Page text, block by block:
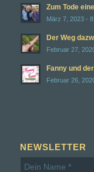
Zum Tode
März 7, 2023 -
Der Weg
Februar 27,
Fanny und
Februar 26,
NEWSLETTER